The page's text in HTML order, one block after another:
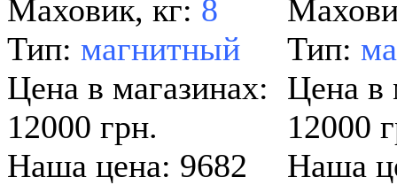
Маховик, кг: 8
Тип: магнитный
Цена в магазинах:
12000 грн.
Наша цена: 9682
Тип:
Цена в
12000
Наша